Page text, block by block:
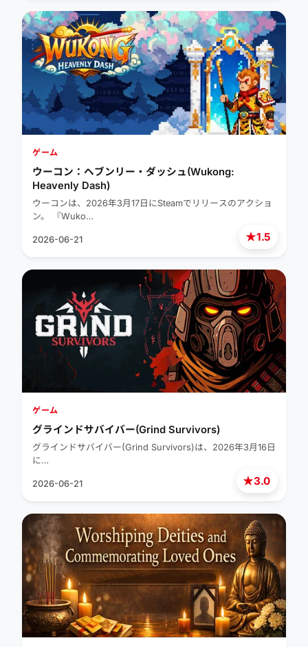
★1.5
ゲーム
ウーコン：ヘブンリー・ダッシュ(Wukong:
Heavenly Dash)
ウーコンは、2026年3月17日にSteamでリリースのアクショ
ン。 『Wuko…
2026-06-21
★3.0
ゲーム
グラインドサバイバー(Grind Survivors)
グラインドサバイバー(Grind Survivors)は、2026年3月16日
に…
2026-06-21